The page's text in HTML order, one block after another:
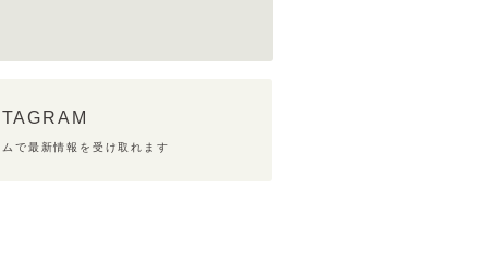
で最新情報を受け取れます